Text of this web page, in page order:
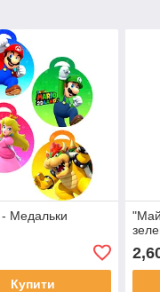
Медальки
Купити